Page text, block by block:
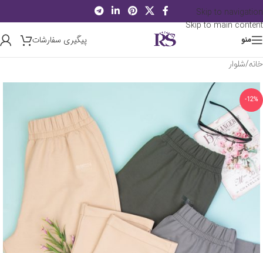
Skip to navigation
Skip to main content
منو
پیگیری سفارشات
خانه/شلوار
-12%